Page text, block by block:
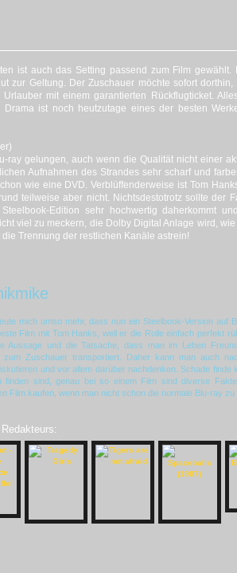
ist auch das Setting passend zum Film gewählt.
zur Geltung. Der Zuschauer möchte sofort
mit einem garantierten Rückflugticket.
ist noch heutzutage eines der besten
ray gelungen, auch wenn die Qualität nicht einer
Aufnahmen des Strandes sehr scharf und
wie eine DVD. Verblüffenderweise ist Tom
teilweise aber nicht. Nichtsdestotrotz sollte der
Edition sehr hochwertig daherkommt
viel zu meckern, die Dolby Digital Anlage wird,
Trennung der restlichen Kanäle astrein!
mich umso mehr, dass nun ein Steelbook-Version auf
Film mit Tom Hanks, weil er die Rolle einfach perfekt
Aussage und die Tatsache, dass man im Leben
zum Zuschauer transportiert. Daher kann man auch
und vor allem darüber nachdenken. Schade finde
sind, genau bei so einem Film sind diverse
Film kaufen, wenn man nicht schon die normale Blu-ray zu